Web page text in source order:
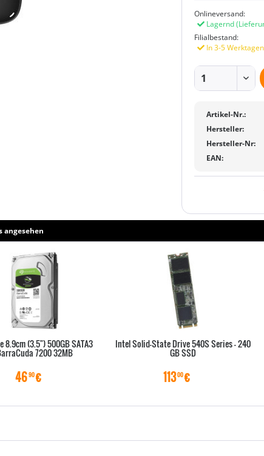
Onlineversand:
Lagernd
Filialbestand:
In 3-5
Artikel-Nr.:
Hersteller:
Hersteller-Nr:
EAN:
angesehen
8.9cm (3.5") 500GB SATA3
7200 32MB
4690€
Intel Solid-State Drive 540S Series - 240
GB SSD
11300€